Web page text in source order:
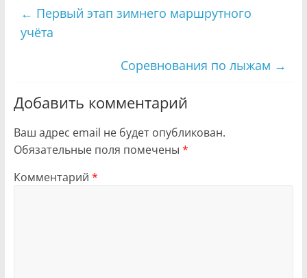
← Первый этап зимнего маршрутного
учёта
Соревнования по лыжам →
Добавить комментарий
Ваш адрес email не будет опубликован.
Обязательные поля помечены *
Комментарий *